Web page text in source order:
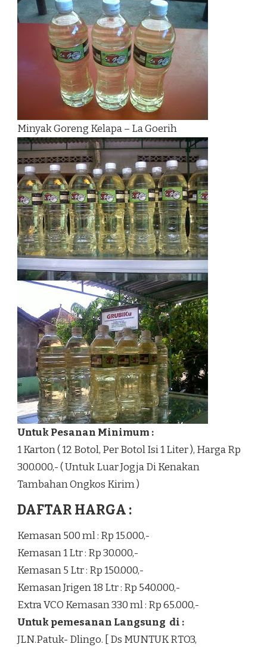
Minyak Goreng Kelapa – La Goerih
Untuk Pesanan Minimum :
1 Karton ( 12 Botol, Per Botol Isi 1 Liter ), Harga Rp
300.000,- ( Untuk Luar Jogja Di Kenakan
Tambahan Ongkos Kirim )
DAFTAR HARGA :
Kemasan 500 ml : Rp 15.000,-
Kemasan 1 Ltr : Rp 30.000,-
Kemasan 5 Ltr : Rp 150.000,-
Kemasan Jrigen 18 Ltr : Rp 540.000,-
Extra VCO Kemasan 330 ml : Rp 65.000,-
Untuk pemesanan Langsung di :
JLN.Patuk- Dlingo. [ Ds MUNTUK RTO3,